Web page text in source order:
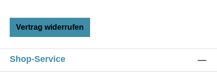
Vertrag widerrufen
Shop-Service